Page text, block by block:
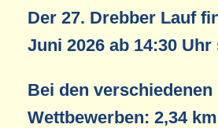
Der 27. Drebber Lauf
Juni 2026 ab 14:30 Uhr
Bei den verschiedenen
Wettbewerben: 2,34